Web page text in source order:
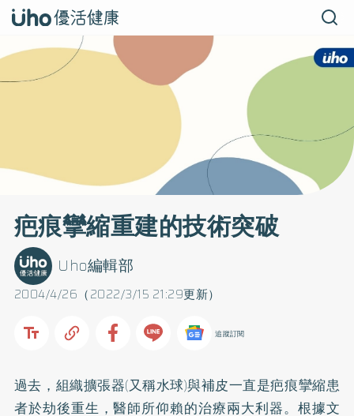
疤痕攣縮重建的技術突破
2004/4/26（2022/3/15 21:29更新）
Uho編輯部
追蹤訂閱
過去，組織擴張器(又稱水球)與補皮一直是疤痕攣縮患
者於劫後重生，醫師所仰賴的治療兩大利器。根據文